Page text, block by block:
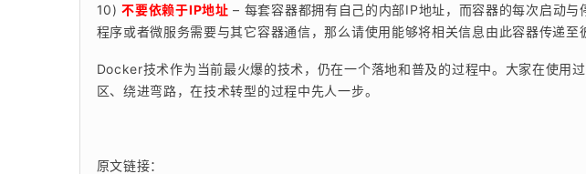
10) 不要依赖于IP地址 – 每套容器都拥有自己的内部IP地址，而容器的每次启动
程序或者微服务需要与其它容器通信，那么请使用能够将相关信息由此容器传递至
Docker技术作为当前最火爆的技术，仍在一个落地和普及的过程中。大家在使用
区、绕进弯路，在技术转型的过程中先人一步。
原文链接：